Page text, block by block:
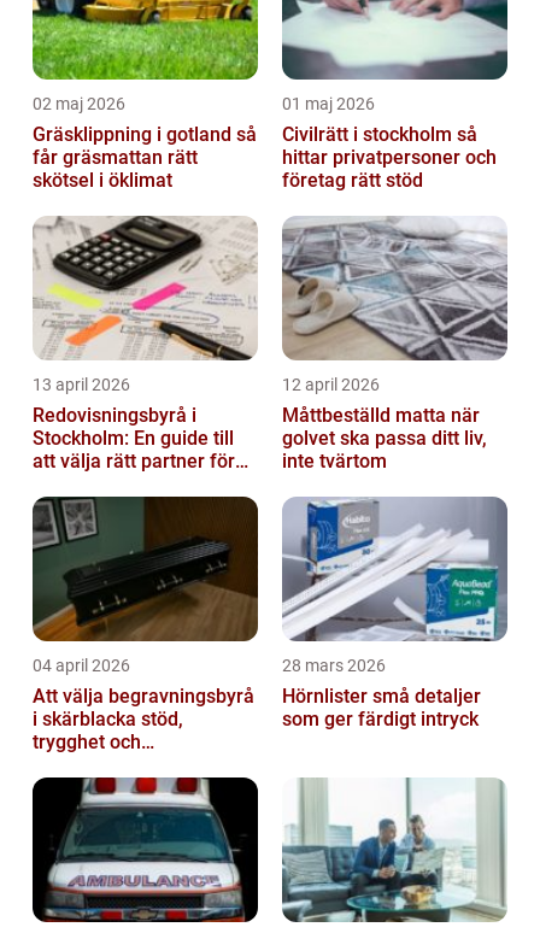
02 maj 2026
Gräsklippning i gotland så
får gräsmattan rätt
skötsel i öklimat
01 maj 2026
Civilrätt i stockholm så
hittar privatpersoner och
företag rätt stöd
13 april 2026
Redovisningsbyrå i
Stockholm: En guide till
att välja rätt partner för
12 april 2026
Måttbeställd matta när
golvet ska passa ditt liv,
inte tvärtom
04 april 2026
Att välja begravningsbyrå
i skärblacka stöd,
trygghet och
28 mars 2026
Hörnlister små detaljer
som ger färdigt intryck